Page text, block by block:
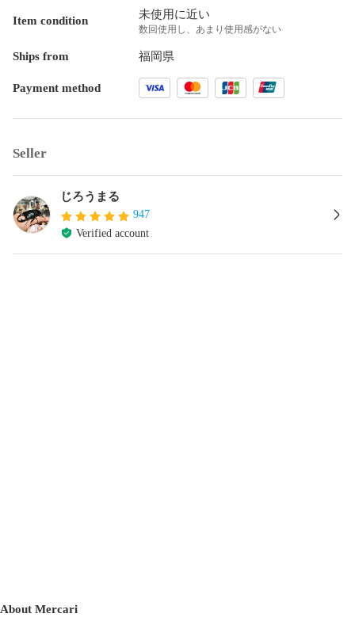
Item condition 未使用に近い
数回使用し、あまり使用感がない
Ships from 福岡県
Payment method
Seller
じろうまる
947
Verified account
About Mercari